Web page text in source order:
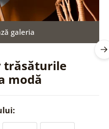
trăsăturile
modă
galeria